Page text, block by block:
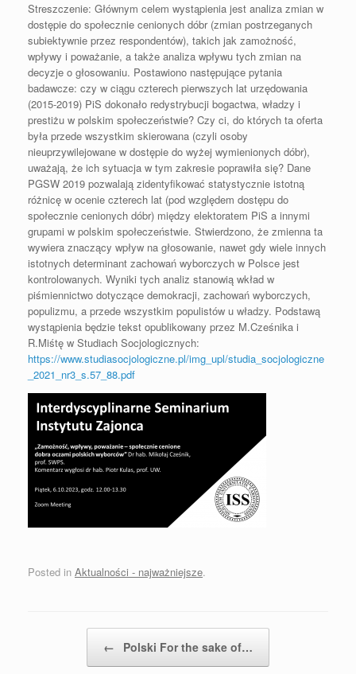
Streszczenie: Głównym celem wystąpienia jest analiza zmian w
dostępie do społecznie cenionych dóbr (zmian postrzeganych
subiektywnie przez respondentów), takich jak zamożność,
wpływy i poważanie, a także analiza wpływu tych zmian na
decyzje o głosowaniu. Postawiono następujące pytania
badawcze: czy w ciągu czterech pierwszych lat urzędowania
(2015-2019) PiS dokonało redystrybucji bogactwa, władzy i
prestiżu w polskim społeczeństwie? Czy ci, do których ta oferta
była przede wszystkim skierowana (czyli osoby
nieuprzywilejowane w dostępie do wyżej wymienionych dóbr),
uważają, że ich sytuacja w tym zakresie poprawiła się? Dane
PGSW 2019 pozwalają zidentyfikować statystycznie istotną
różnicę w ocenie czterech lat (pod względem dostępu do
społecznie cenionych dóbr) między elektoratem PiS a innymi
grupami w polskim społeczeństwie. Stwierdzono, że zmienna ta
wywiera znaczący wpływ na głosowanie, nawet gdy wiele innych
istotnych determinant zachowań wyborczych w Polsce jest
kontrolowanych. Wyniki tych analiz stanowią wkład w
piśmiennictwo dotyczące demokracji, zachowań wyborczych,
populizmu, a przede wszystkim populistów u władzy. Podstawą
wystąpienia będzie tekst opublikowany przez M.Cześnika i
R.Miśtę w Studiach Socjologicznych:
https://www.studiasocjologiczne.pl/img_upl/studia_socjologiczne
_2021_nr3_s.57_88.pdf
Posted in Aktualności - najważniejsze.
← Polski For the sake of…